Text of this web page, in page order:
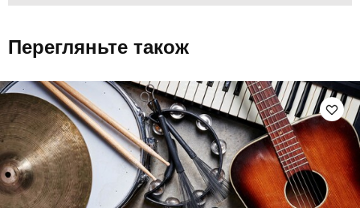
Перегляньте також